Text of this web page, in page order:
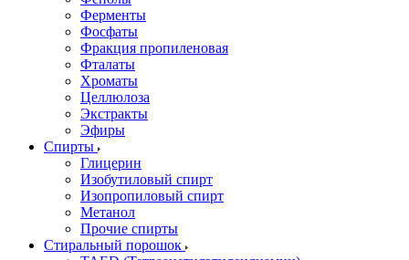
Ферменты
Фосфаты
Фракция пропиленовая
Фталаты
Хроматы
Целлюлоза
Экстракты
Эфиры
Спирты
Глицерин
Изобутиловый спирт
Изопропиловый спирт
Метанол
Прочие спирты
Стиральный порошок